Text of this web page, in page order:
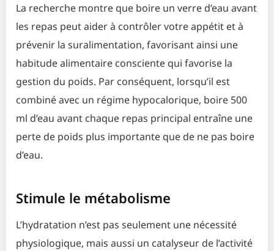
La recherche montre que boire un verre d’eau avant
les repas peut aider à contrôler votre appétit et à
prévenir la suralimentation, favorisant ainsi une
habitude alimentaire consciente qui favorise la
gestion du poids. Par conséquent, lorsqu’il est
combiné avec un régime hypocalorique, boire 500
ml d’eau avant chaque repas principal entraîne une
perte de poids plus importante que de ne pas boire
d’eau.
Stimule le métabolisme
L’hydratation n’est pas seulement une nécessité
physiologique, mais aussi un catalyseur de l’activité